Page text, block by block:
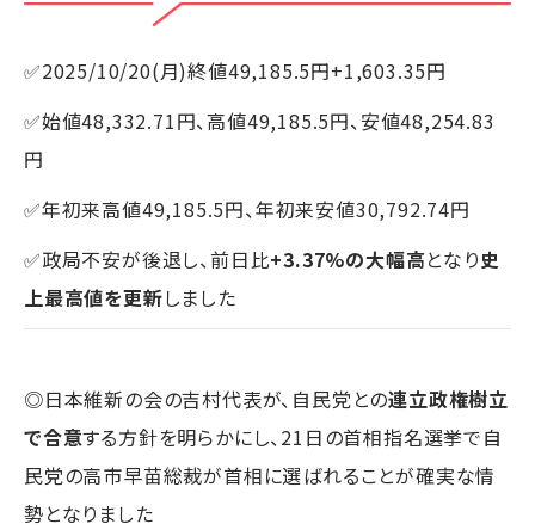
✅2025/10/20(月)終値49,185.5円+1,603.35円
✅始値48,332.71円、高値49,185.5円、安値48,254.83
円
✅年初来高値49,185.5円、年初来安値30,792.74円
✅政局不安が後退し、前日比+3.37%の大幅高となり史
上最高値を更新しました
◎日本維新の会の吉村代表が、自民党との連立政権樹立
で合意する方針を明らかにし、21日の首相指名選挙で自
民党の高市早苗総裁が首相に選ばれることが確実な情
勢となりました